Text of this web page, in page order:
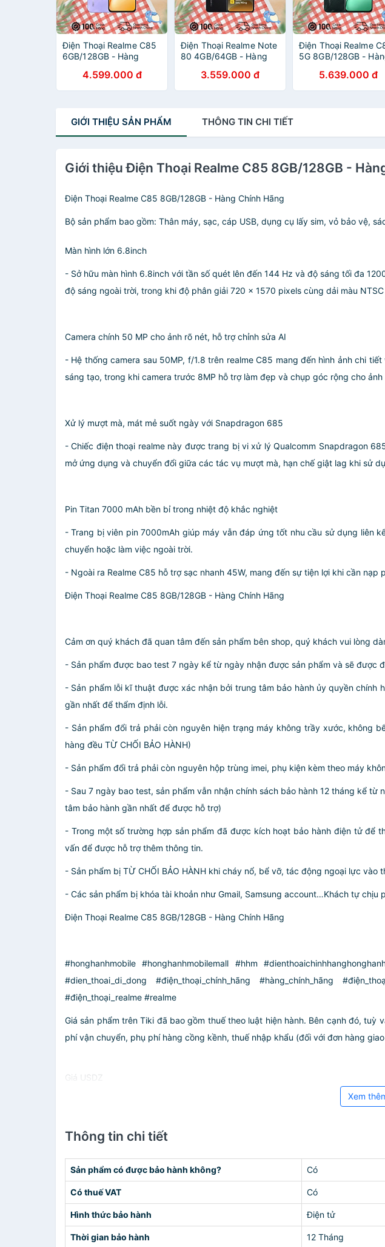
Điện Thoại Realme C85
6GB/128GB - Hàng
4.599.000 đ
Điện Thoại Realme Note
80 4GB/64GB - Hàng
3.559.000 đ
Điện Thoại Realme
5G 8GB/128GB -
5.639.000 đ
GIỚI THIỆU SẢN PHẨM THÔNG TIN CHI TIẾT
Giới thiệu Điện Thoại Realme C85 8GB/128GB -
Điện Thoại Realme C85 8GB/128GB - Hàng Chính Hãng
Bộ sản phẩm bao gồm: Thân máy, sạc, cáp USB, dụng cụ lấy sim, vỏ bảo vệ,
Màn hình lớn 6.8inch
- Sở hữu màn hình 6.8inch với tần số quét lên đến 144 Hz và độ sáng tối đa
độ sáng ngoài trời, trong khi độ phân giải 720 x 1570 pixels cùng dải màu
Camera chính 50 MP cho ảnh rõ nét, hỗ trợ chỉnh sửa AI
- Hệ thống camera sau 50MP, f/1.8 trên realme C85 mang đến hình ảnh chi
sáng tạo, trong khi camera trước 8MP hỗ trợ làm đẹp và chụp góc rộng cho
Xử lý mượt mà, mát mẻ suốt ngày với Snapdragon 685
- Chiếc điện thoại realme này được trang bị vi xử lý Qualcomm Snapdragon
mở ứng dụng và chuyển đổi giữa các tác vụ mượt mà, hạn chế giật lag khi sử
Pin Titan 7000 mAh bền bỉ trong nhiệt độ khắc nghiệt
- Trang bị viên pin 7000mAh giúp máy vẫn đáp ứng tốt nhu cầu sử dụng liên
chuyển hoặc làm việc ngoài trời.
- Ngoài ra Realme C85 hỗ trợ sạc nhanh 45W, mang đến sự tiện lợi khi cần
Điện Thoại Realme C85 8GB/128GB - Hàng Chính Hãng
Cảm ơn quý khách đã quan tâm đến sản phẩm bên shop, quý khách vui lòng
- Sản phẩm được bao test 7 ngày kể từ ngày nhận được sản phẩm và sẽ
- Sản phẩm lỗi kĩ thuật được xác nhận bởi trung tâm bảo hành ủy quyền
gần nhất để thẩm định lỗi.
- Sản phẩm đổi trả phải còn nguyên hiện trạng máy không trầy xước,
hàng đều TỪ CHỐI BẢO HÀNH)
- Sản phẩm đổi trả phải còn nguyên hộp trùng imei, phụ kiện kèm theo máy
- Sau 7 ngày bao test, sản phẩm vẫn nhận chính sách bảo hành 12 tháng kể
tâm bảo hành gần nhất để được hỗ trợ)
- Trong một số trường hợp sản phẩm đã được kích hoạt bảo hành điện tử để
vấn để được hỗ trợ thêm thông tin.
- Sản phẩm bị TỪ CHỐI BẢO HÀNH khi cháy nổ, bể vỡ, tác động ngoại lực
- Các sản phẩm bị khóa tài khoản như Gmail, Samsung account…Khách tự chịu
Điện Thoại Realme C85 8GB/128GB - Hàng Chính Hãng
#honghanhmobile #honghanhmobilemall #hhm
#dien_thoai_di_dong #điện_thoại_chính_hãng #hàng_chính_hãng
#điện_thoại_realme #realme
Giá sản phẩm trên Tiki đã bao gồm thuế theo luật hiện hành. Bên cạnh đó,
phí vận chuyển, phụ phí hàng cồng kềnh, thuế nhập khẩu (đối với đơn hàng
Giá USDZ
Xem
Thông tin chi tiết
Sản phẩm có được bảo hành không? Có
Có thuế VAT Có
Hình thức bảo hành Điện tử
Thời gian bảo hành 12 Tháng